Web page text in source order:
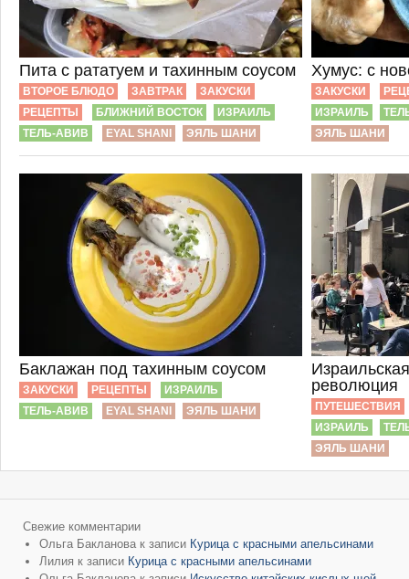
Пита с рататуем и тахинным соусом
ВТОРОЕ БЛЮДО ЗАВТРАК
ЗАКУСКИ
РЕЦЕПТЫ
БЛИЖНИЙ ВОСТОК
ИЗРАИЛЬ
ТЕЛЬ-АВИВ
EYAL SHANI ЭЯЛЬ ШАНИ
Хумус: с
ЗАКУСКИ
ИЗРАИЛЬ
ЭЯЛЬ ШАНИ
Баклажан под тахинным соусом
ЗАКУСКИ РЕЦЕПТЫ
ИЗРАИЛЬ
ТЕЛЬ-АВИВ
EYAL SHANI ЭЯЛЬ ШАНИ
революция
ПУТЕШЕСТВИЯ
ИЗРАИЛЬ
ЭЯЛЬ ШАНИ
Свежие комментарии
Ольга Бакланова к записи Курица с красными апельсинами
Лилия к записи Курица с красными апельсинами